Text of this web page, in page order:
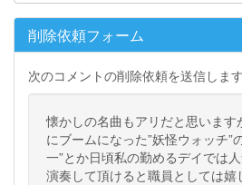
削除依頼フォーム
次のコメントの削除依頼を送信します
懐かしの名曲もアリだと思います
にブームになった”妖怪ウォッチ”
一”とか日頃私の勤めるデイでは
演奏して頂けると職員としては嬉